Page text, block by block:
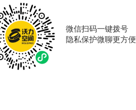
微信扫码一键拨号
隐私保护微聊更方便